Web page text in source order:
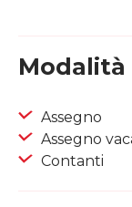
Assegno
Assegno
Contanti